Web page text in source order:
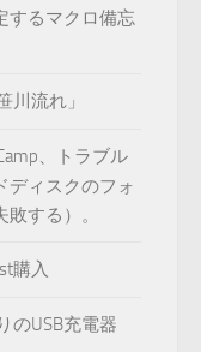
するマクロ備忘
川流れ」
、トラブル
ディスクのフォ
する）。
購入
のUSB充電器